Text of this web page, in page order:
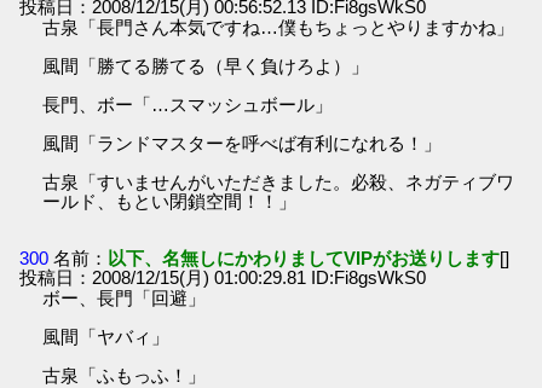
投稿日：2008/12/15(月) 00:56:52.13 ID:Fi8gsWkS0
古泉「長門さん本気ですね…僕もちょっとやりますかね」
風間「勝てる勝てる（早く負けろよ）」
長門、ボー「…スマッシュボール」
風間「ランドマスターを呼べば有利になれる！」
古泉「すいませんがいただきました。必殺、ネガティブワ
ールド、もとい閉鎖空間！！」
300 名前： 以下、名無しにかわりましてVIPがお送りします[]
投稿日：2008/12/15(月) 01:00:29.81 ID:Fi8gsWkS0
ボー、長門「回避」
風間「ヤバィ」
古泉「ふもっふ！」